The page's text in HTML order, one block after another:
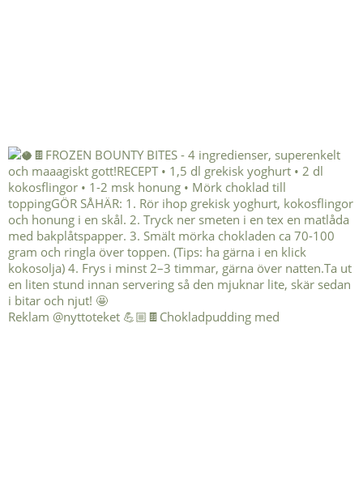
Reklam @nyttoteket 💪🏼🍫Chokladpudding med